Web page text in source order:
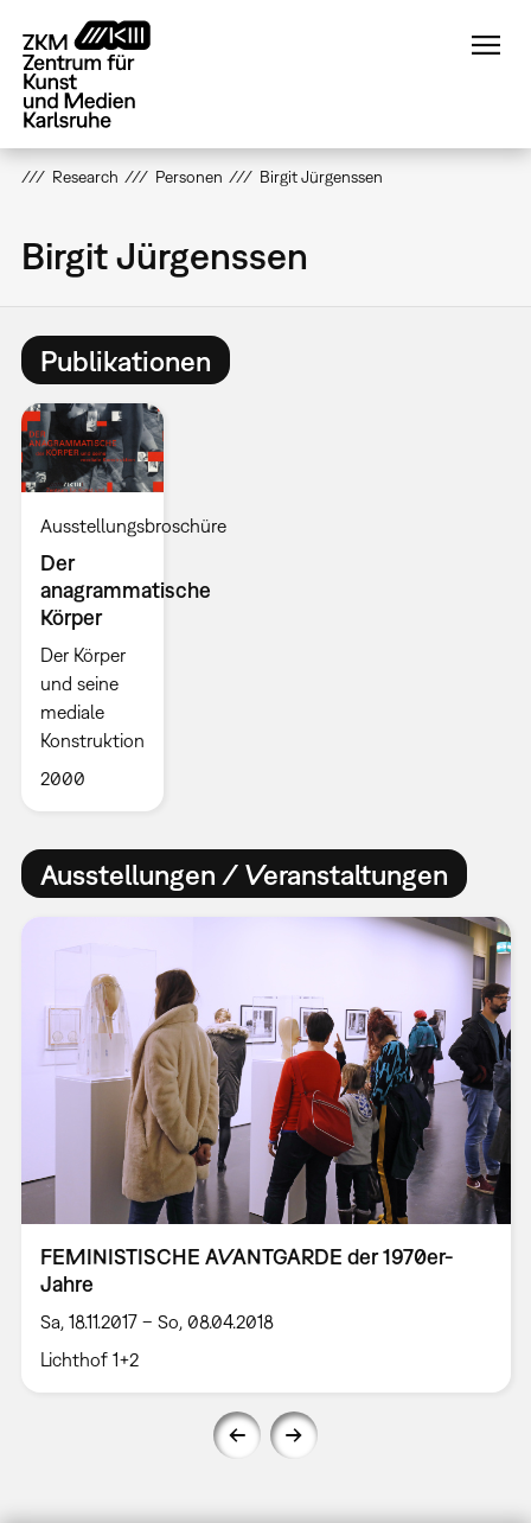
zum
Inhalt
Research Personen Birgit Jürgenssen
Birgit Jürgenssen
Publikationen
Ausstellungsbroschüre
Der
anagrammatische
Körper
Der Körper
und seine
mediale
Konstruktion
2000
Ausstellungen / Veranstaltungen
FEMINISTISCHE AVANTGARDE der 1970er-
Jahre
Sa, 18.11.2017 – So, 08.04.2018
Lichthof 1+2